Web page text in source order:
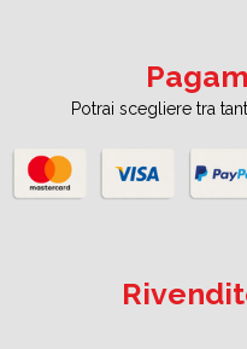
Potrai scegliere tra